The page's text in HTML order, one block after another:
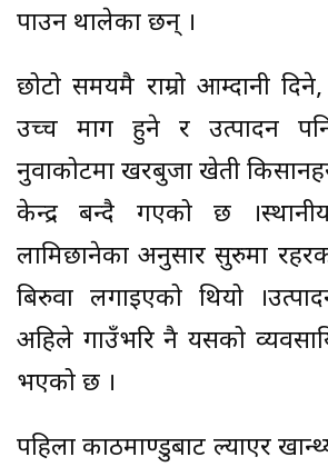
पाउन थालेका छन् ।
छोटो समयमै राम्रो आम्दानी
उच्च माग हुने र उत्पादन
नुवाकोटमा खरबुजा खेती
केन्द्र बन्दै गएको छ
लामिछानेका अनुसार सुरुमा
बिरुवा लगाइएको थियो
अहिले गाउँभरि नै यसको
भएको छ ।
पहिला काठमाण्डुबाट ल्याएर